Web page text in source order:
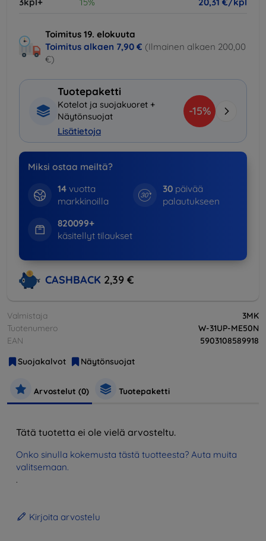
Toimitus 19. elokuuta
Toimitus alkaen 7,90 € (Ilmainen alkaen 200,00
€)
Tuotepaketti
Kotelot ja suojakuoret +
Näytönsuojat
Lisätietoja
-15%
Miksi ostaa meiltä?
14vuotta
markkinoilla
30 päivää
palautukseen
820099+
käsitellyt tilaukset
CASHBACK 2,39 €
Valmistaja
3MK
Tuotenumero
W-31UP-ME50N
EAN
5903108589918
Suojakalvot
Näytönsuojat
Arvostelut (0) Tuotepaketti
Tätä tuotetta ei ole vielä arvosteltu.
Onko sinulla kokemusta tästä tuotteesta? Auta muita
valitsemaan.
.
Kirjoita arvostelu